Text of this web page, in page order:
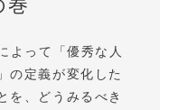
巻
よって「優秀な人
の定義が変化した
を、どうみるべき